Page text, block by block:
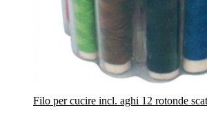
Filo per cucire incl. aghi 12 rotonde